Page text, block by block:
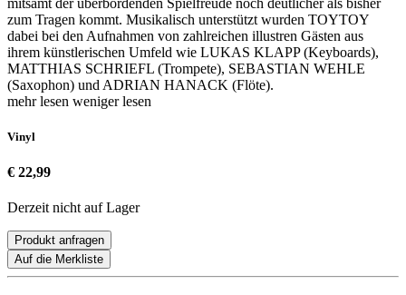
zum Tragen kommt. Musikalisch unterstützt wurden TOYTOY
dabei bei den Aufnahmen von zahlreichen illustren Gästen aus
ihrem künstlerischen Umfeld wie LUKAS KLAPP (Keyboards),
MATTHIAS SCHRIEFL (Trompete), SEBASTIAN WEHLE
(Saxophon) und ADRIAN HANACK (Flöte).
mehr lesen weniger lesen
Vinyl
€ 22,99
Derzeit nicht auf Lager
Produkt anfragen
Auf die Merkliste